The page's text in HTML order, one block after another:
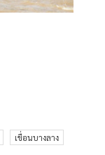
เขื่อนบางลาง